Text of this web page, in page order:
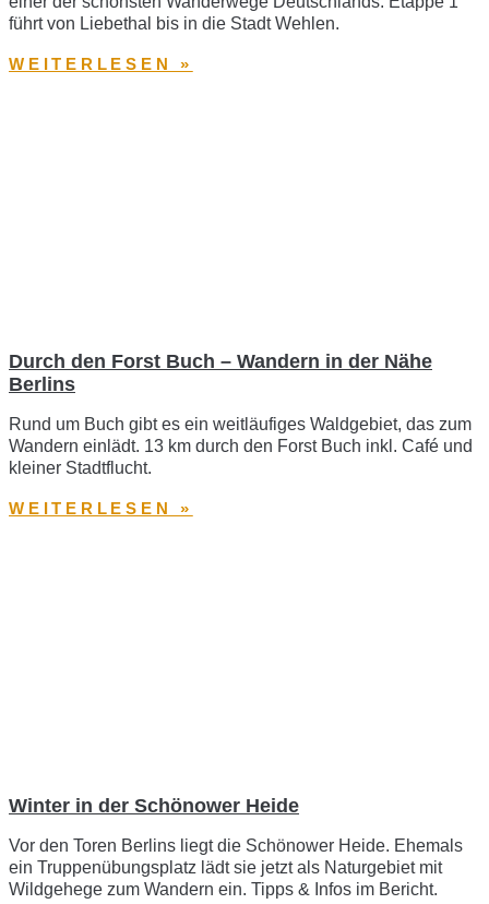
führt von Liebethal bis in die Stadt Wehlen.
WEITERLESEN »
Durch den Forst Buch – Wandern in der Nähe
Berlins
Rund um Buch gibt es ein weitläufiges Waldgebiet, das zum
Wandern einlädt. 13 km durch den Forst Buch inkl. Café und
kleiner Stadtflucht.
WEITERLESEN »
Winter in der Schönower Heide
Vor den Toren Berlins liegt die Schönower Heide. Ehemals
ein Truppenübungsplatz lädt sie jetzt als Naturgebiet mit
Wildgehege zum Wandern ein. Tipps & Infos im Bericht.